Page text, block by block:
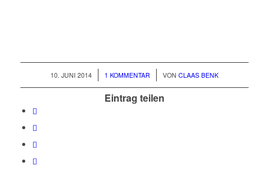
10. JUNI 2014
/ 1 KOMMENTAR
/ VON CLAAS BENK
Eintrag teilen